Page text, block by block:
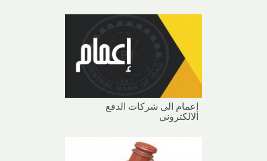
إعمام الى شركات الدفع
الالكتروني